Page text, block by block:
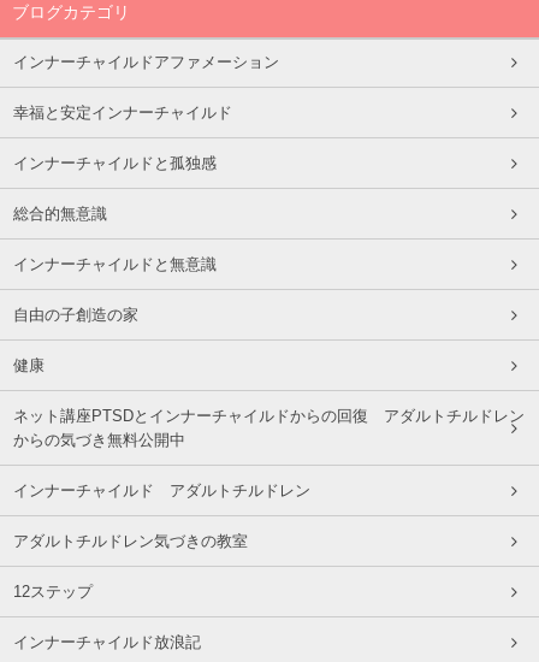
ブログカテゴリ
インナーチャイルドアファメーション
幸福と安定インナーチャイルド
インナーチャイルドと孤独感
総合的無意識
インナーチャイルドと無意識
自由の子創造の家
健康
ネット講座PTSDとインナーチャイルドからの回復 アダルトチルドレン
からの気づき無料公開中
インナーチャイルド アダルトチルドレン
アダルトチルドレン気づきの教室
12ステップ
インナーチャイルド放浪記